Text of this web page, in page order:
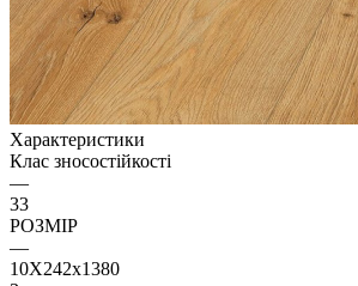
Характеристики
Клас зносостійкості
—
33
РОЗМІР
—
10X242x1380